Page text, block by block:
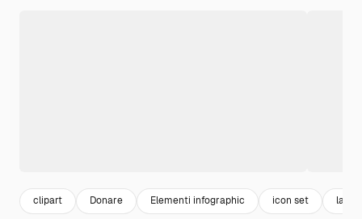
clipart Donare Elementi infographic icon set la